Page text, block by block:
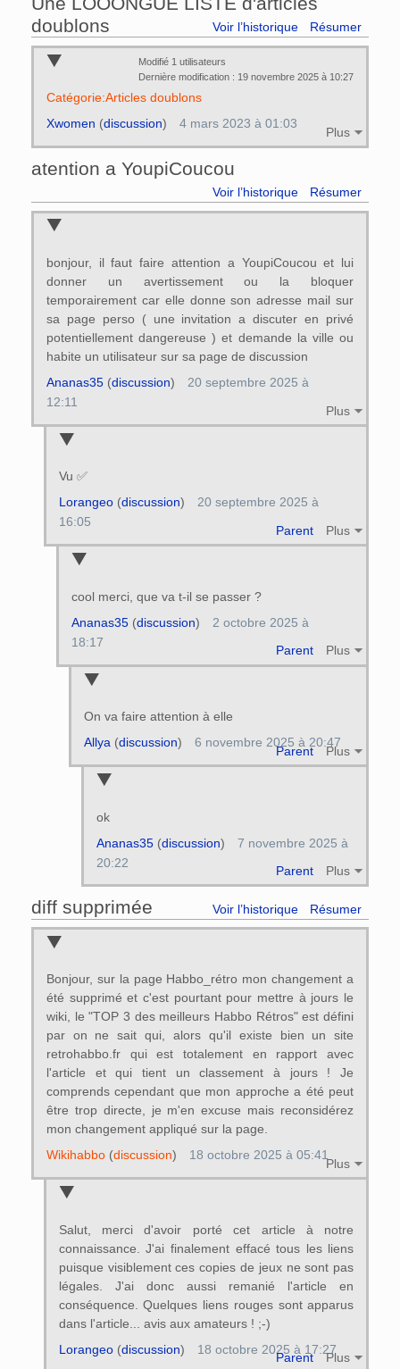
doublons
Voir l’historique Résumer
Modifié 1 utilisateurs
Dernière modification : 19 novembre 2025 à 10:27
Catégorie:Articles doublons
Plus
Xwomen (discussion) 4 mars 2023 à 01:03
atention a YoupiCoucou
Voir l’historique Résumer
bonjour, il faut faire attention a YoupiCoucou et lui
donner un avertissement ou la bloquer
temporairement car elle donne son adresse mail sur
sa page perso ( une invitation a discuter en privé
potentiellement dangereuse ) et demande la ville ou
habite un utilisateur sur sa page de discussion
Plus
Ananas35(discussion)
20 septembre 2025 à
12:11
Vu ✅️
Parent Plus
Lorangeo(discussion)
20 septembre 2025 à
16:05
cool merci, que va t-il se passer ?
Parent Plus
Ananas35(discussion)
2 octobre 2025 à
18:17
On va faire attention à elle
Parent Plus
Allya(discussion) 6 novembre 2025 à 20:47
ok
Parent Plus
Ananas35(discussion)
7 novembre 2025 à
20:22
diff supprimée Voir l’historique Résumer
Bonjour, sur la page Habbo_rétro mon changement a
été supprimé et c'est pourtant pour mettre à jours le
wiki, le "TOP 3 des meilleurs Habbo Rétros" est défini
par on ne sait qui, alors qu'il existe bien un site
retrohabbo.fr qui est totalement en rapport avec
l'article et qui tient un classement à jours ! Je
comprends cependant que mon approche a été peut
être trop directe, je m'en excuse mais reconsidérez
mon changement appliqué sur la page.
Plus
Wikihabbo(discussion) 18 octobre 2025 à 05:41
Salut, merci d'avoir porté cet article à notre
connaissance. J'ai finalement effacé tous les liens
puisque visiblement ces copies de jeux ne sont pas
légales. J'ai donc aussi remanié l'article en
conséquence. Quelques liens rouges sont apparus
dans l'article... avis aux amateurs ! ;-)
Parent Plus
Lorangeo(discussion) 18 octobre 2025 à 17:27